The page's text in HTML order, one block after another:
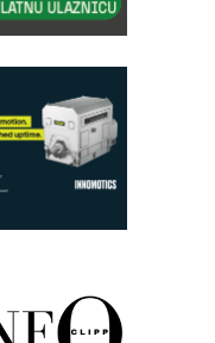
– Napredna
i
pametnu
· Display